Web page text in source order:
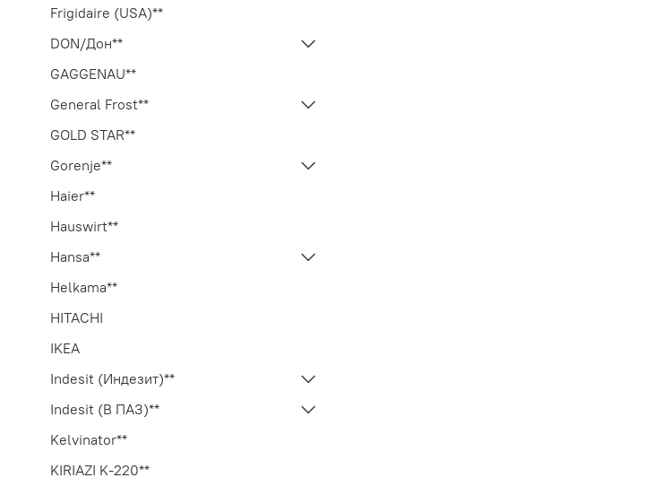
Frigidaire (USA)**
DON/Дон**
GAGGENAU**
General Frost**
GOLD STAR**
Gorenje**
Haier**
Hauswirt**
Hansa**
Helkama**
HITACHI
IKEA
Indesit (Индезит)**
Indesit (В ПАЗ)**
Kelvinator**
KIRIAZI K-220**